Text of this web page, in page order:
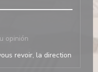
opinión
revoir, la direction